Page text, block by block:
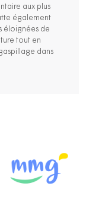
aux plus
également
éloignées de
tout en
dans